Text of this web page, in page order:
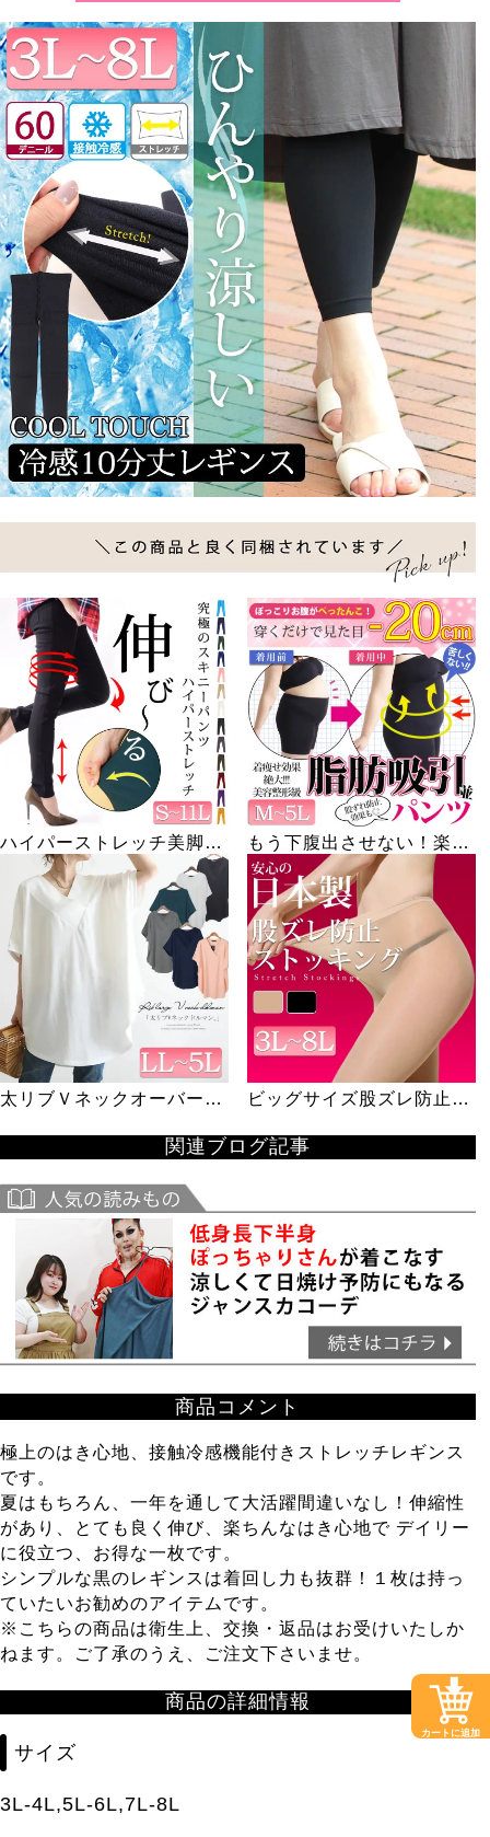
ハイパーストレッチ美脚ス
キニーパンツ
もう下腹出させない！楽し
て引き締めシンデレラパン
ツ
太リブＶネックオーバーチ
ビッグサイズ股ズレ防止
本製ストッキング】
関連ブログ記事
商品コメント
極上のはき心地、接触冷感機能付きストレッチレギンス
です。
夏はもちろん、一年を通して大活躍間違いなし！伸縮性
があり、とても良く伸び、楽ちんなはき心地で デイリー
に役立つ、お得な一枚です。
シンプルな黒のレギンスは着回し力も抜群！１枚は持っ
ていたいお勧めのアイテムです。
※こちらの商品は衛生上、交換・返品はお受けいたしか
ねます。ご了承のうえ、ご注文下さいませ。
商品の詳細情報
サイズ
3L-4L,5L-6L,7L-8L
カートに追加